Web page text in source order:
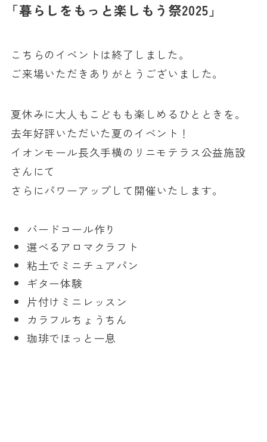
「暮らしをもっと楽しもう祭2025」
こちらのイベントは終了しました。
ご来場いただきありがとうございました。
夏休みに大人もこどもも楽しめるひとときを。
去年好評いただいた夏のイベント！
イオンモール長久手横のリニモテラス公益施設
さんにて
さらにパワーアップして開催いたします。
バードコール作り
選べるアロマクラフト
粘土でミニチュアパン
ギター体験
片付けミニレッスン
カラフルちょうちん
珈琲でほっと一息